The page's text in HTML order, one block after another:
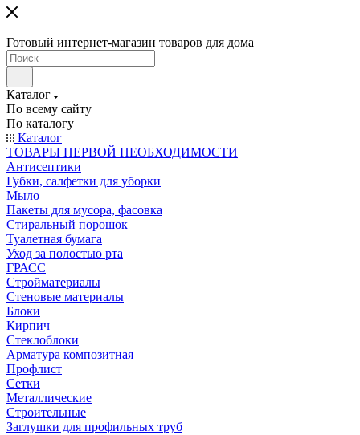
Готовый интернет-магазин товаров для дома
Каталог
По всему сайту
По каталогу
Каталог
ТОВАРЫ ПЕРВОЙ НЕОБХОДИМОСТИ
Антисептики
Губки, салфетки для уборки
Мыло
Пакеты для мусора, фасовка
Стиральный порошок
Туалетная бумага
Уход за полостью рта
ГРАСС
Стройматериалы
Стеновые материалы
Блоки
Кирпич
Стеклоблоки
Арматура композитная
Профлист
Сетки
Металлические
Строительные
Заглушки для профильных труб